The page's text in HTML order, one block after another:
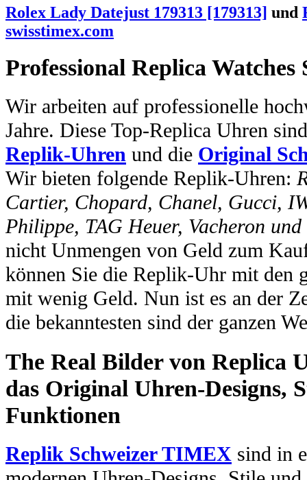
Rolex Lady Datejust 179313 [179313] und
swisstimex.com
Professional Replica Watches
Wir arbeiten auf professionelle
Jahre. Diese Top-Replica Uhren
Replik-Uhren und die Original
Wir bieten folgende Replik-Uhren:
Cartier, Chopard, Chanel, Gucci,
Philippe, TAG Heuer, Vacheron
nicht Unmengen von Geld zum
können Sie die Replik-Uhr mit den
mit wenig Geld. Nun ist es an der
die bekanntesten sind der ganzen
The Real Bilder von Replica
das Original Uhren-Designs,
Funktionen
Replik Schweizer TIMEX sind in